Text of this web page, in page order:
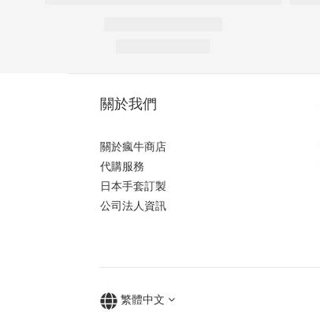
關於我們
關於瘋牛商店
代購服務
日本手套訂製
公司法人資訊
繁體中文